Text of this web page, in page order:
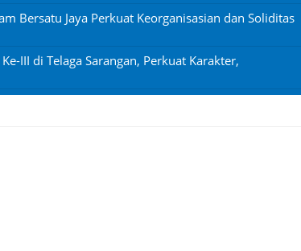
Bersatu Jaya Perkuat Keorganisasian dan Soliditas
III di Telaga Sarangan, Perkuat Karakter,